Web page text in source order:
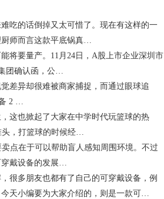
吃的话倒掉又太可惜了。现在有这样的一
厨师而言这款平底锅真…
要量产。11月24日，A股上市企业深圳市
团确认函，公…
异却很难被商家捕捉，而通过眼球追
2 …
这也掀起了大家在中学时代玩篮球的热
头，打篮球的时候经…
点在于可以帮助盲人感知周围环境。不过
穿戴设备的发展…
多朋友也都有了自己的可穿戴设备，例
天小编要为大家介绍的，则是一款可…